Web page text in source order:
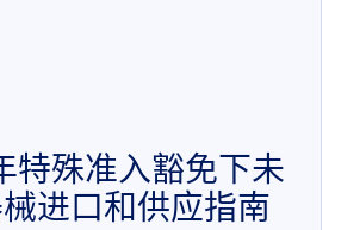
特殊准入豁免下未
进口和供应指南